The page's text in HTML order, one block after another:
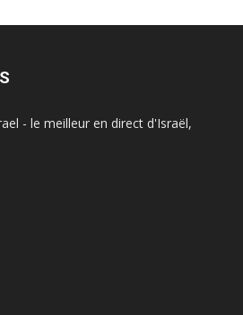
- le meilleur en direct d'Israël,